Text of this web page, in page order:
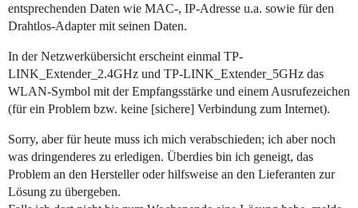
entsprechenden Daten wie MAC-, IP-Adresse u.a. sowie für den
Drahtlos-Adapter mit seinen Daten.
In der Netzwerkübersicht erscheint einmal TP-
LINK_Extender_2.4GHz und TP-LINK_Extender_5GHz das
WLAN-Symbol mit der Empfangsstärke und einem Ausrufezeichen
(für ein Problem bzw. keine [sichere] Verbindung zum Internet).
Sorry, aber für heute muss ich mich verabschieden; ich aber noch
was dringenderes zu erledigen. Überdies bin ich geneigt, das
Problem an den Hersteller oder hilfsweise an den Lieferanten zur
Lösung zu übergeben.